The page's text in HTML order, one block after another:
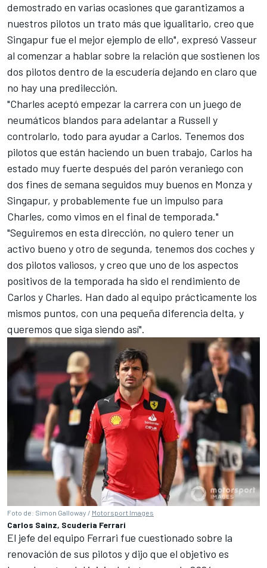
demostrado en varias ocasiones que garantizamos a
nuestros pilotos un trato más que igualitario, creo que
Singapur fue el mejor ejemplo de ello", expresó Vasseur
al comenzar a hablar sobre la relación que sostienen los
dos pilotos dentro de la escudería dejando en claro que
no hay una predilección.
"Charles aceptó empezar la carrera con un juego de
neumáticos blandos para adelantar a Russell y
controlarlo, todo para ayudar a Carlos. Tenemos dos
pilotos que están haciendo un buen trabajo, Carlos ha
estado muy fuerte después del parón veraniego con
dos fines de semana seguidos muy buenos en Monza y
Singapur, y probablemente fue un impulso para
Charles, como vimos en el final de temporada."
"Seguiremos en esta dirección, no quiero tener un
activo bueno y otro de segunda, tenemos dos coches y
dos pilotos valiosos, y creo que uno de los aspectos
positivos de la temporada ha sido el rendimiento de
Carlos y Charles. Han dado al equipo prácticamente los
mismos puntos, con una pequeña diferencia delta, y
queremos que siga siendo así".
Foto de: Simon Galloway / Motorsport Images
Carlos Sainz, Scuderia Ferrari
El jefe del equipo Ferrari fue cuestionado sobre la
renovación de sus pilotos y dijo que el objetivo es